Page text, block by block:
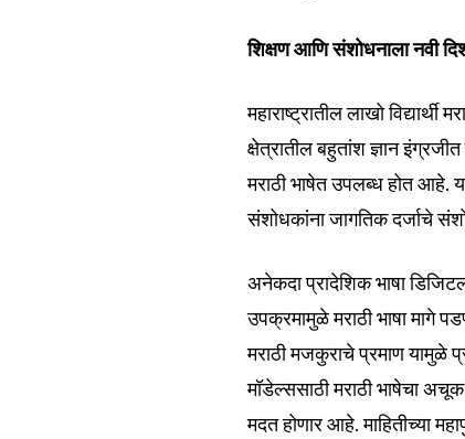
शिक्षण आणि संशोधनाला नवी
महाराष्ट्रातील लाखो
क्षेत्रातील बहुतांश ज्ञान
मराठी भाषेत उपलब्ध होत आहे.
संशोधकांना जागतिक दर्जाचे
अनेकदा प्रादेशिक भाषा
उपक्रमामुळे मराठी भाषा मागे
मराठी मजकुराचे प्रमाण यामुळे
मॉडेल्ससाठी मराठी भाषेचा
मदत होणार आहे. माहितीच्या